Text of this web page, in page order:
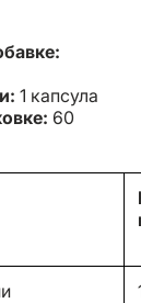
1 капсула
60